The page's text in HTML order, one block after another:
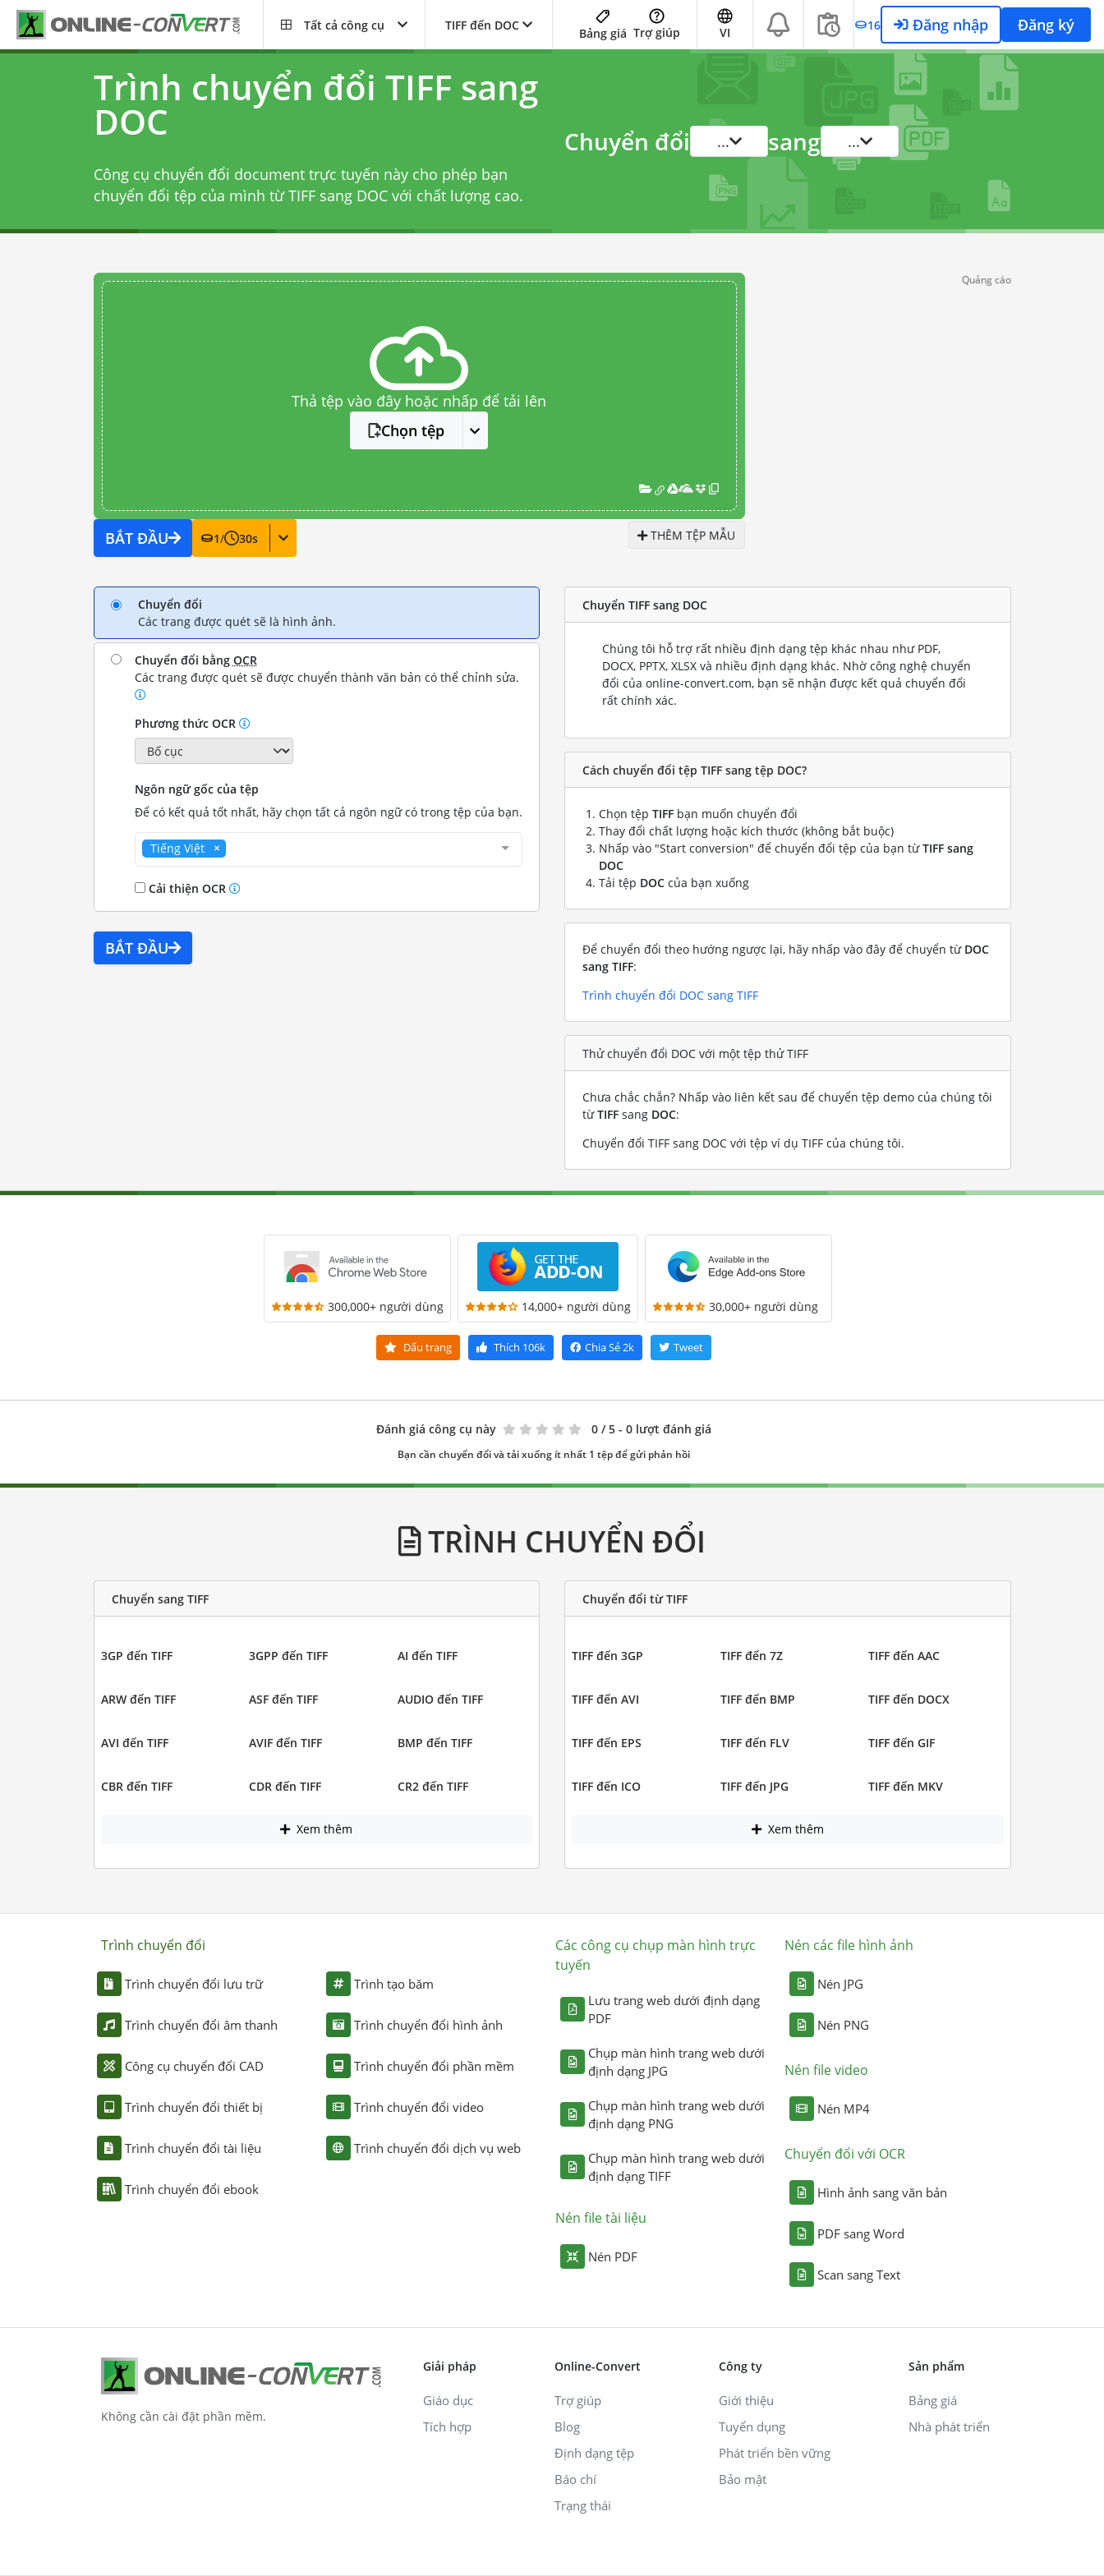
Tất cả công cụ TIFF đến DOC
Bảng giá Trợ giúp VI 16 Đăng nhập Đăng ký
Trình chuyển đổi TIFF sang
DOC
Công cụ chuyển đổi document trực tuyến này cho phép bạn
chuyển đổi tệp của mình từ TIFF sang DOC với chất lượng cao.
Chuyển đổi ... sang ...
Thả tệp vào đây hoặc nhấp để tải lên
Chọn tệp
BẮT ĐẦU 1/ 30s THÊM TỆP MẪU
Quảng cáo
Chuyển đổi
Các trang được quét sẽ là hình ảnh.
Chuyển đổi bằng OCR
Các trang được quét sẽ được chuyển thành văn bản có thể chỉnh sửa.
Phương thức OCR
Ngôn ngữ gốc của tệp
Để có kết quả tốt nhất, hãy chọn tất cả ngôn ngữ có trong tệp của bạn.
Tiếng Việt
Cải thiện OCR
BẮT ĐẦU
Chuyển TIFF sang DOC
Chúng tôi hỗ trợ rất nhiều định dạng tệp khác nhau như PDF,
DOCX, PPTX, XLSX và nhiều định dạng khác. Nhờ công nghệ chuyển
đổi của online-convert.com, bạn sẽ nhận được kết quả chuyển đổi
rất chính xác.
Cách chuyển đổi tệp TIFF sang tệp DOC?
Chọn tệp TIFF bạn muốn chuyển đổi
Thay đổi chất lượng hoặc kích thước (không bắt buộc)
Nhấp vào "Start conversion" để chuyển đổi tệp của bạn từTIFF sang
DOC
Tải tệp DOC của bạn xuống
Để chuyển đổi theo hướng ngược lại, hãy nhấp vào đây để chuyển từ DOC
sang TIFF:
Trình chuyển đổi DOC sang TIFF
Thử chuyển đổi DOC với một tệp thử TIFF
Chưa chắc chắn? Nhấp vào liên kết sau để chuyển tệp demo của chúng tôi
từTIFF sang DOC:
Chuyển đổi TIFF sang DOC với tệp ví dụ TIFF của chúng tôi.
300,000+ người dùng 14,000+ người dùng 30,000+ người dùng
Dấu trang Thích 106k Chia Sẻ2k Tweet
Đánh giá công cụ này 0 / 5 - 0 lượt đánh giá
Bạn cần chuyển đổi và tải xuống ít nhất 1 tệp để gửi phản hồi
TRÌNH CHUYỂN ĐỔI
Chuyển sang TIFF
3GP đến TIFF 3GPP đến TIFF AI đến TIFF
ARW đến TIFF ASF đến TIFF AUDIO đến TIFF
AVI đến TIFF AVIF đến TIFF BMP đến TIFF
CBR đến TIFF CDR đến TIFF CR2 đến TIFF
Xem thêm
Chuyển đổi từ TIFF
TIFF đến 3GP TIFF đến 7Z TIFF đến AAC
TIFF đến AVI TIFF đến BMP TIFF đến DOCX
TIFF đến EPS TIFF đến FLV TIFF đến GIF
TIFF đến ICO TIFF đến JPG TIFF đến MKV
Xem thêm
Trình chuyển đổi
Trình chuyển đổi lưu trữ
Trình chuyển đổi âm thanh
Công cụ chuyển đổi CAD
Trình chuyển đổi thiết bị
Trình chuyển đổi tài liệu
Trình chuyển đổi ebook
Trình tạo băm
Trình chuyển đổi hình ảnh
Trình chuyển đổi phần mềm
Trình chuyển đổi video
Trình chuyển đổi dịch vụ web
Các công cụ chụp màn hình trực
tuyến
Lưu trang web dưới định dạng
PDF
Chụp màn hình trang web dưới
định dạng JPG
Chụp màn hình trang web dưới
định dạng PNG
Chụp màn hình trang web dưới
định dạng TIFF
Nén file tài liệu
Nén PDF
Nén các file hình ảnh
Nén JPG
Nén PNG
Nén file video
Nén MP4
Chuyển đổi với OCR
Hình ảnh sang văn bản
PDF sang Word
Scan sang Text
Không cần cài đặt phần mềm.
Giải pháp
Giáo dục
Tích hợp
Online-Convert
Trợ giúp
Blog
Định dạng tệp
Báo chí
Trạng thái
Công ty
Giới thiệu
Tuyển dụng
Phát triển bền vững
Bảo mật
Sản phẩm
Bảng giá
Nhà phát triển